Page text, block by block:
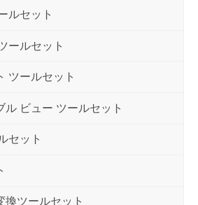
ルセット
ールセット
ツールセット
ル ビュー ツールセット
セット
換ツールセット